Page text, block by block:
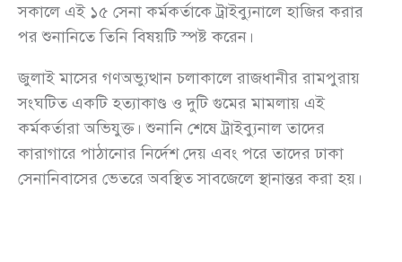
সকালে এই ১৫ সেনা কর্মকর্তাকে ট্রাইব্যুনালে হাজির করার
পর শুনানিতে তিনি বিষয়টি স্পষ্ট করেন।
জুলাই মাসের গণঅভ্যুত্থান চলাকালে রাজধানীর রামপুরায়
সংঘটিত একটি হত্যাকাণ্ড ও দুটি গুমের মামলায় এই
কর্মকর্তারা অভিযুক্ত। শুনানি শেষে ট্রাইব্যুনাল তাদের
কারাগারে পাঠানোর নির্দেশ দেয় এবং পরে তাদের ঢাকা
সেনানিবাসের ভেতরে অবস্থিত সাবজেলে স্থানান্তর করা হয়।